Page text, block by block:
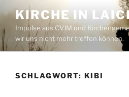
Inhalt
springen
KIRCHE IN
Impulse aus CVJM und
wir uns nicht mehr treffen können.
SCHLAGWORT: KIBI